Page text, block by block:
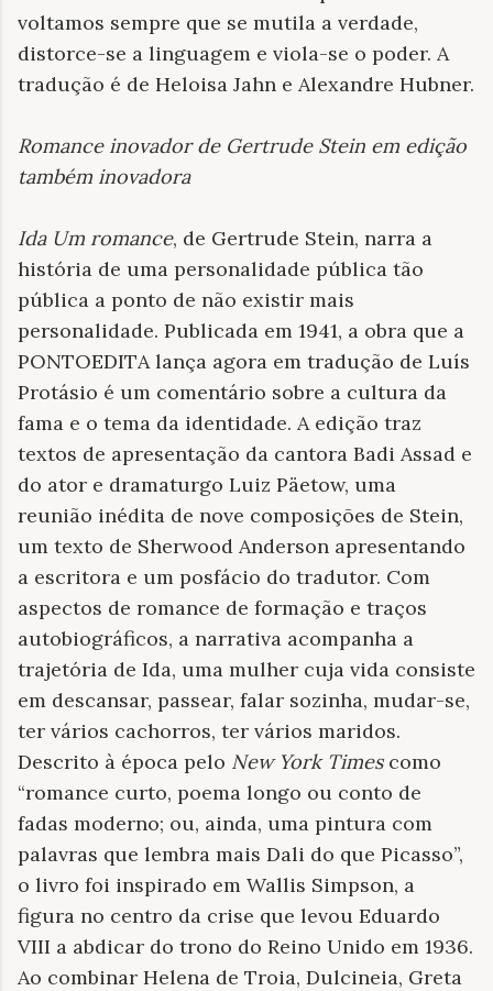
voltamos sempre que se mutila a verdade,
distorce-se a linguagem e viola-se o poder. A
tradução é de Heloisa Jahn e Alexandre Hubner.
Romance inovador de Gertrude Stein em edição
também inovadora
Ida Um romance, de Gertrude Stein, narra a
história de uma personalidade pública tão
pública a ponto de não existir mais
personalidade. Publicada em 1941, a obra que a
PONTOEDITA lança agora em tradução de Luís
Protásio é um comentário sobre a cultura da
fama e o tema da identidade. A edição traz
textos de apresentação da cantora Badi Assad e
do ator e dramaturgo Luiz Päetow, uma
reunião inédita de nove composições de Stein,
um texto de Sherwood Anderson apresentando
a escritora e um posfácio do tradutor. Com
aspectos de romance de formação e traços
autobiográficos, a narrativa acompanha a
trajetória de Ida, uma mulher cuja vida consiste
em descansar, passear, falar sozinha, mudar-se,
ter vários cachorros, ter vários maridos.
Descrito à época pelo New York Timescomo
“romance curto, poema longo ou conto de
fadas moderno; ou, ainda, uma pintura com
palavras que lembra mais Dali do que Picasso”,
o livro foi inspirado em Wallis Simpson, a
figura no centro da crise que levou Eduardo
VIII a abdicar do trono do Reino Unido em 1936.
Ao combinar Helena de Troia, Dulcineia, Greta